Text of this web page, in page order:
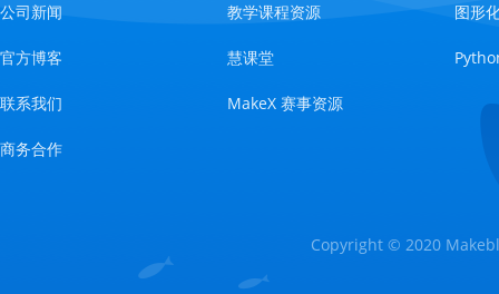
公司新闻
官方博客
联系我们
商务合作
教学课程资源
慧课堂
MakeX 赛事资源
图形
Copyright © 2020